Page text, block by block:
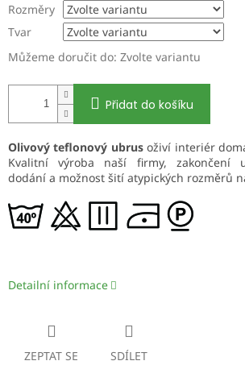
Rozměry
Tvar
Můžeme doručit do: Zvolte variantu
Přidat do košíku
Olivový teflonový ubrusoživí interiér
Kvalitní výroba naší firmy, zakončení
dodání a možnost šití atypických rozměrů
Detailní informace
ZEPTAT SE SDÍLET